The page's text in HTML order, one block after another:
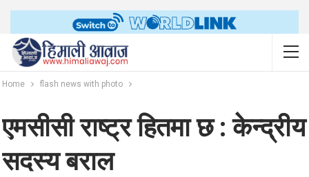
Home flash news with photo
एमसीसी राष्ट्र हितमा छ : केन्द्रीय
सदस्य बराल